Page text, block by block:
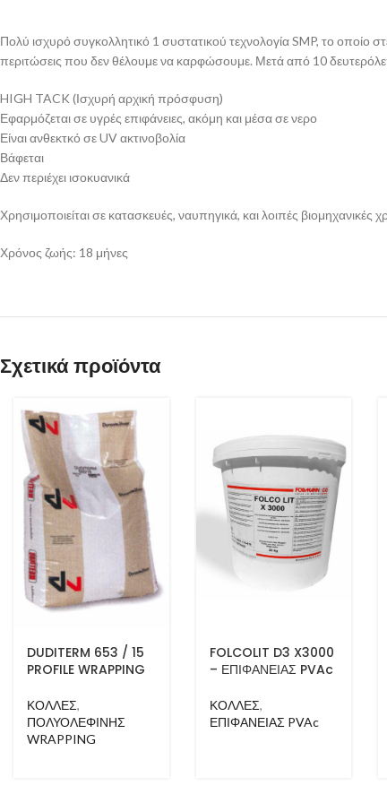
Πολύ ισχυρό συγκολλητικό 1 συστατικού τεχνολογία SMP, το οποίο
περιτώσεις που δεν θέλουμε να καρφώσουμε. Μετά από 10
HIGH TACK (Ισχυρή αρχική πρόσφυση)
Εφαρμόζεται σε υγρές επιφάνειες, ακόμη και μέσα σε νερο
Είναι ανθεκτκό σε UV ακτινοβολία
Βάφεται
Δεν περιέχει ισοκυανικά
Χρησιμοποιείται σε κατασκευές, ναυπηγικά, και λοιπές βιομηχανικές
Χρόνος ζωής: 18 μήνες
Σχετικά προϊόντα
DUDITERM 653 / 15
PROFILE WRAPPING
ΚΟΛΛΕΣ,
ΠΟΛΥΟΛΕΦΙΝΗΣ
WRAPPING
FOLCOLIT D3 X3000
– ΕΠΙΦΑΝΕΙΑΣ PVAc
ΚΟΛΛΕΣ,
ΕΠΙΦΑΝΕΙΑΣ PVAc